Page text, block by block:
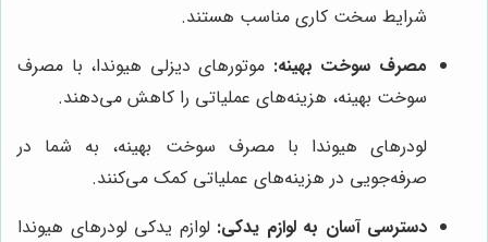
شرایط سخت کاری مناسب هستند.
مصرف سوخت بهینه: موتورهای دیزلی هیوندا، با مصرف
سوخت بهینه، هزینه‌های عملیاتی را کاهش می‌دهند.
لودرهای هیوندا با مصرف سوخت بهینه، به شما در
صرفه‌جویی در هزینه‌های عملیاتی کمک می‌کنند.
دسترسی آسان به لوازم یدکی: لوازم یدکی لودرهای هیوندا